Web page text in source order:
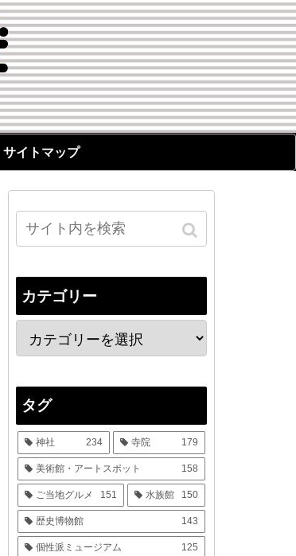
サイトマップ
カテゴリー
タグ
神社 234 寺院 179
美術館・アートスポット 158
ご当地グルメ 151 水族館 150
歴史博物館 143
個性派ミュージアム 125